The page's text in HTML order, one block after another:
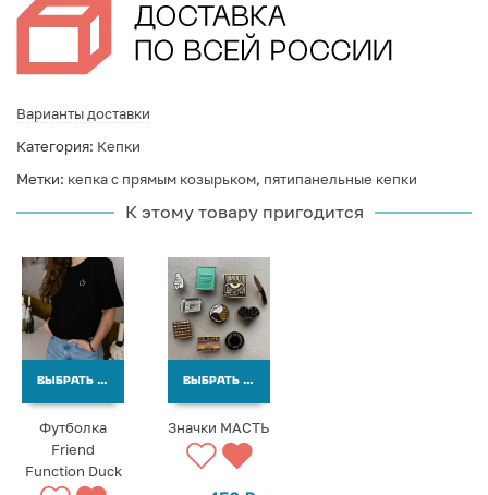
Варианты доставки
Категория: Кепки
Метки: кепка с прямым козырьком, пятипанельные кепки
К этому товару пригодится
ВЫБРАТЬ ВАРИАНТЫ
Футболка
Friend
Function Duck
ВЫБРАТЬ ВАРИАНТЫ
Значки МАСТЬ